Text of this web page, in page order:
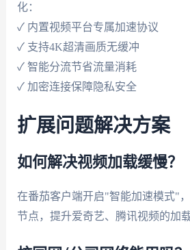
化：
✓ 内置视频平台专属加速协议
✓ 支持4K超清画质无缓冲
✓ 智能分流节省流量消耗
✓ 加密连接保障隐私安全
扩展问题解决方案
如何解决视频加载缓慢？
在番茄客户端开启"智能加速模式"
节点，提升爱奇艺、腾讯视频的加